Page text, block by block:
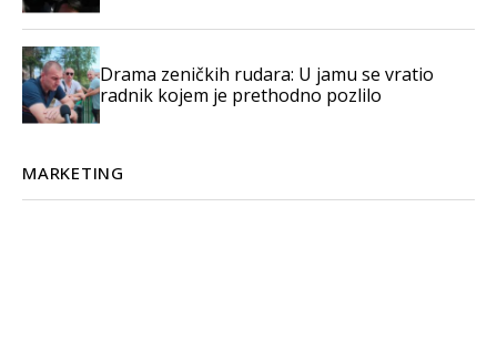
Drama zeničkih rudara: U jamu se vratio
radnik kojem je prethodno pozlilo
MARKETING